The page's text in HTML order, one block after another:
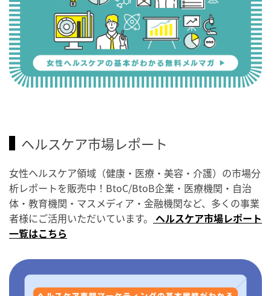
ヘルスケア市場レポート
女性ヘルスケア領域（健康・医療・美容・介護）の市場分
析レポートを販売中！BtoC/BtoB企業・医療機関・自治
体・教育機関・マスメディア・金融機関など、多くの事業
者様にご活用いただいています。 ヘルスケア市場レポート
一覧はこちら